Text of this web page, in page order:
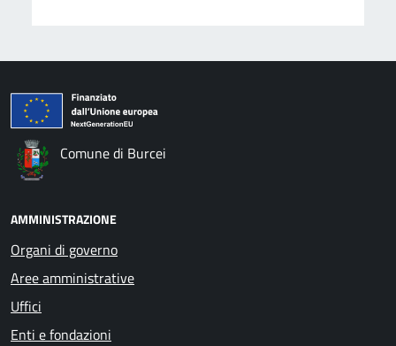
Comune di Burcei
AMMINISTRAZIONE
Organi di governo
Aree amministrative
Uffici
Enti e fondazioni